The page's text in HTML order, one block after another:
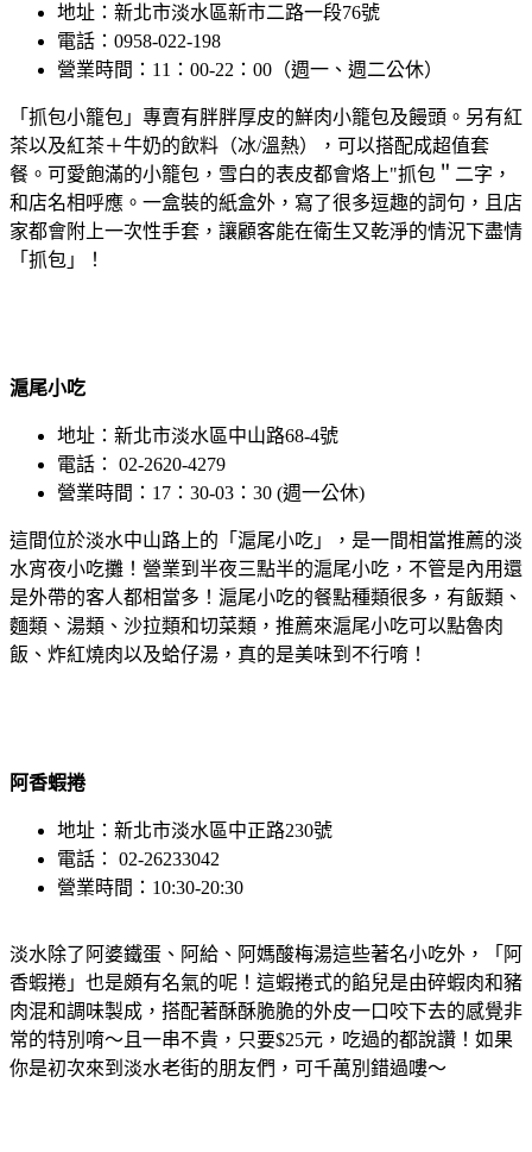
地址：新北市淡水區新市二路一段76號
電話：0958-022-198
營業時間：11：00-22：00（週一、週二公休）
「抓包小籠包」專賣有胖胖厚皮的鮮肉小籠包及饅頭。另有紅
茶以及紅茶＋牛奶的飲料（冰/溫熱），可以搭配成超值套
餐。可愛飽滿的小籠包，雪白的表皮都會烙上"抓包＂二字，
和店名相呼應。一盒裝的紙盒外，寫了很多逗趣的詞句，且店
家都會附上一次性手套，讓顧客能在衛生又乾淨的情況下盡情
「抓包」！
滬尾小吃
地址：新北市淡水區中山路68-4號
電話： 02-2620-4279
營業時間：17：30-03：30 (週一公休)
這間位於淡水中山路上的「滬尾小吃」，是一間相當推薦的淡
水宵夜小吃攤！營業到半夜三點半的滬尾小吃，不管是內用還
是外帶的客人都相當多！滬尾小吃的餐點種類很多，有飯類、
麵類、湯類、沙拉類和切菜類，推薦來滬尾小吃可以點魯肉
飯、炸紅燒肉以及蛤仔湯，真的是美味到不行唷！
阿香蝦捲
地址：新北市淡水區中正路230號
電話： 02-26233042
營業時間：10:30-20:30
淡水除了阿婆鐵蛋、阿給、阿媽酸梅湯這些著名小吃外，「阿
香蝦捲」也是頗有名氣的呢！這蝦捲式的餡兒是由碎蝦肉和豬
肉混和調味製成，搭配著酥酥脆脆的外皮一口咬下去的感覺非
常的特別唷～且一串不貴，只要$25元，吃過的都說讚！如果
你是初次來到淡水老街的朋友們，可千萬別錯過嘍～